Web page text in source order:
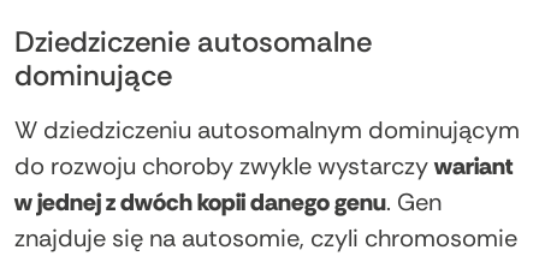
Dziedziczenie autosomalne
dominujące
W dziedziczeniu autosomalnym dominującym
do rozwoju choroby zwykle wystarczywariant
w jednej z dwóch kopii danego genu. Gen
znajduje się na autosomie, czyli chromosomie